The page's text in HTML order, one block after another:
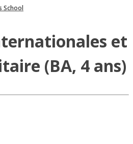
School
et
(BA, 4 ans)